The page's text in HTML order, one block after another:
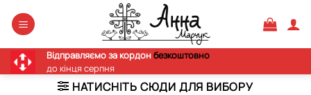
Відправляємо за кордонбезкоштовно
до кінця серпня
НАТИСНІТЬ СЮДИ ДЛЯ ВИБОРУ